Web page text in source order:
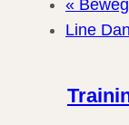
«
Line